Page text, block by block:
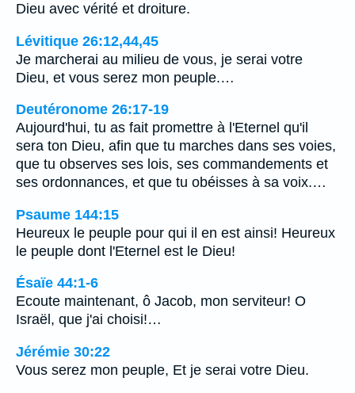
Dieu avec vérité et droiture.
Lévitique 26:12,44,45
Je marcherai au milieu de vous, je serai votre
Dieu, et vous serez mon peuple.…
Deutéronome 26:17-19
Aujourd'hui, tu as fait promettre à l'Eternel qu'il
sera ton Dieu, afin que tu marches dans ses voies,
que tu observes ses lois, ses commandements et
ses ordonnances, et que tu obéisses à sa voix.…
Psaume 144:15
Heureux le peuple pour qui il en est ainsi! Heureux
le peuple dont l'Eternel est le Dieu!
Ésaïe 44:1-6
Ecoute maintenant, ô Jacob, mon serviteur! O
Israël, que j'ai choisi!…
Jérémie 30:22
Vous serez mon peuple, Et je serai votre Dieu.